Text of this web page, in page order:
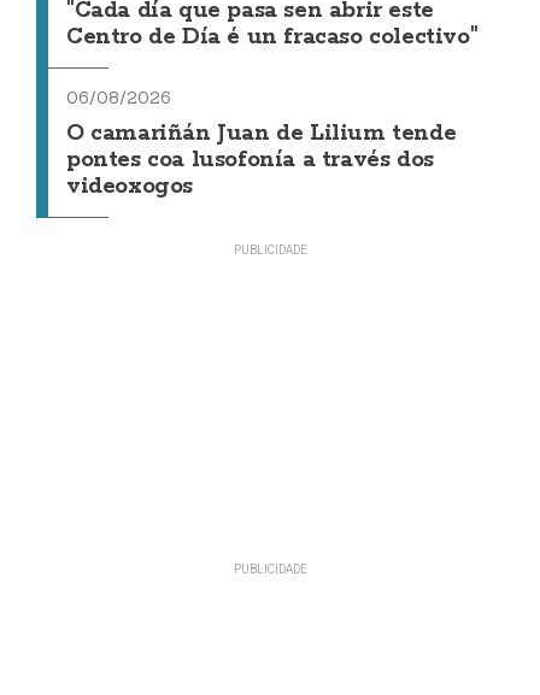
"Cada día que pasa sen abrir este
Centro de Día é un fracaso colectivo"
06/08/2026
O camariñán Juan de Lilium tende
pontes coa lusofonía a través dos
videoxogos